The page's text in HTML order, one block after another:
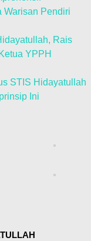
Warisan Pendiri
Rais
YPPH
STIS Hidayatullah
Ini